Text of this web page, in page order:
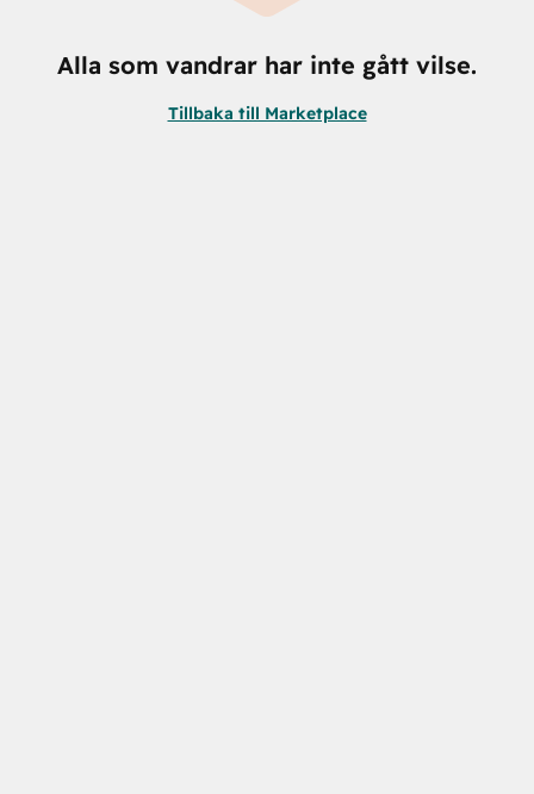
Alla som vandrar har inte gått vilse.
Tillbaka till Marketplace